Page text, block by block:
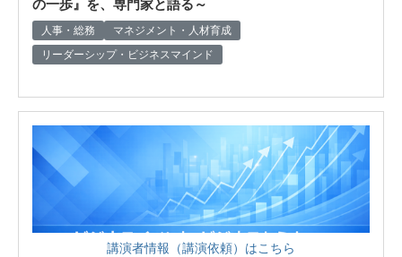
の一歩』を、専門家と語る～
人事・総務
マネジメント・人材育成
リーダーシップ・ビジネスマインド
講演者情報（講演依頼）はこちら